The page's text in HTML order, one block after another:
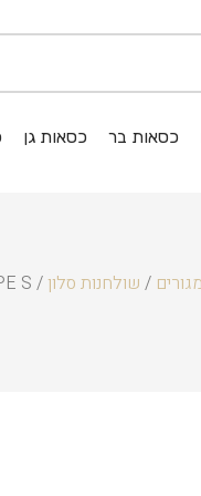
כסאות בר כסאות גן
/ שולחנות סלון/ SWIPE S